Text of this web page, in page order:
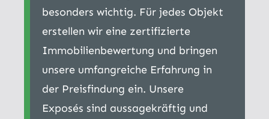
besonders wichtig. Für jedes Objekt
erstellen wir eine zertifizierte
Immobilienbewertung und bringen
unsere umfangreiche Erfahrung in
der Preisfindung ein. Unsere
Exposés sind aussagekräftig und